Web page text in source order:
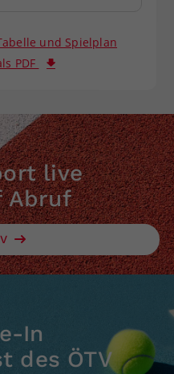
und Spielplan
PDF
live
Abruf
In
des ÖTV